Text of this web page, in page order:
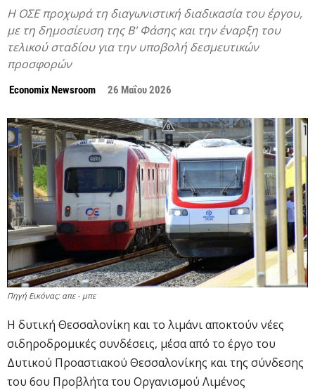
Η ΟΣΕ προχωρά τη διαγωνιστική διαδικασία του έργου,
με τη δημοσίευση της Β' Φάσης και την έναρξη του
τελικού σταδίου για την υποβολή δεσμευτικών
προσφορών
Economix Newsroom 26 Μαΐου 2026
Πηγή Εικόνας: απε - μπε
Η δυτική Θεσσαλονίκη και το λιμάνι αποκτούν νέες
σιδηροδρομικές συνδέσεις, μέσα από το έργο του
Δυτικού Προαστιακού Θεσσαλονίκης και της σύνδεσης
του 6ου Προβλήτα του Οργανισμού Λιμένος